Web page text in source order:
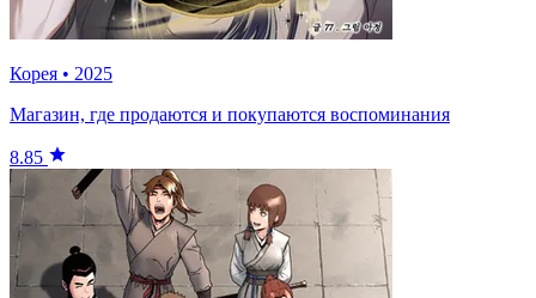
Корея • 2025
Магазин, где продаются и покупаются воспоминания
8.85